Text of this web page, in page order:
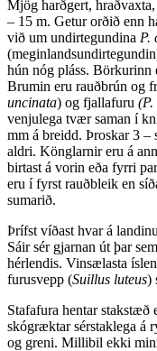
Mjög harðgert,
– 15 m. Getur orðið enn
við um undirtegundina P.
hún nóg pláss. Börkurinn
Brumin eru rauðbrún og
uncinata) og fjallafuru (P.
venjulega tvær saman í
mm á breidd. Þroskar 3 –
aldri. Könglarnir eru á
birtast á vorin eða fyrri
eru í fyrst rauðbleik en
sumarið.
Þrífst víðast hvar á
Sáir sér gjarnan út þar
hérlendis. Vinsælasta
furusvepp (Suillus luteus)
Stafafura hentar
skógræktar sérstaklega á
og greni. Millibil ekki